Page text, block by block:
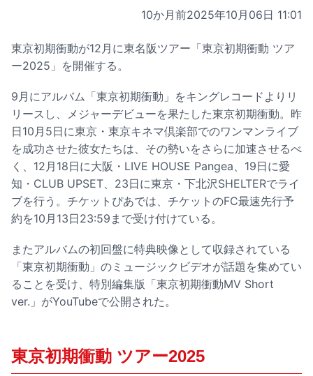
10か月前2025年10月06日 11:01
東京初期衝動が12月に東名阪ツアー「東京初期衝動 ツア
ー2025」を開催する。
9月にアルバム「東京初期衝動」をキングレコードよりリ
リースし、メジャーデビューを果たした東京初期衝動。昨
日10月5日に東京・東京キネマ倶楽部でのワンマンライブ
を成功させた彼女たちは、その勢いをさらに加速させるべ
く、12月18日に大阪・LIVE HOUSE Pangea、19日に愛
知・CLUB UPSET、23日に東京・下北沢SHELTERでライ
ブを行う。チケットぴあでは、チケットのFC最速先行予
約を10月13日23:59まで受け付けている。
またアルバムの初回盤に特典映像として収録されている
「東京初期衝動」のミュージックビデオが話題を集めてい
ることを受け、特別編集版「東京初期衝動MV Short
ver.」がYouTubeで公開された。
東京初期衝動 ツアー2025